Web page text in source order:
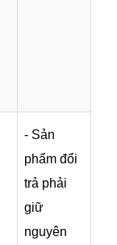
- Sản
phẩm đổi
trả phải
giữ
nguyên